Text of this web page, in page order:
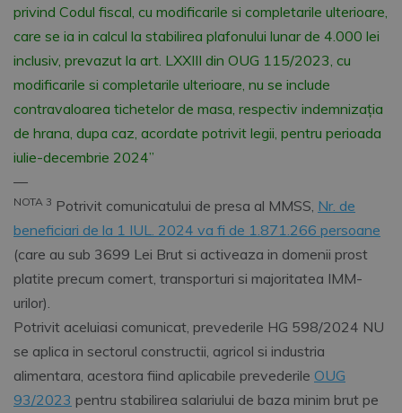
privind Codul fiscal, cu modificarile si completarile ulterioare,
care se ia in calcul la stabilirea plafonului lunar de 4.000 lei
inclusiv, prevazut la art. LXXIII din OUG 115/2023, cu
modificarile si completarile ulterioare, nu se include
contravaloarea tichetelor de masa, respectiv indemnizația
de hrana, dupa caz, acordate potrivit legii, pentru perioada
iulie-decembrie 2024”
––
NOTA 3 Potrivit comunicatului de presa al MMSS, Nr. de
beneficiari de la 1 IUL. 2024 va fi de 1.871.266 persoane
(care au sub 3699 Lei Brut si activeaza in domenii prost
platite precum comert, transporturi si majoritatea IMM-
urilor).
Potrivit aceluiasi comunicat, prevederile HG 598/2024 NU
se aplica in sectorul constructii, agricol si industria
alimentara, acestora fiind aplicabile prevederile OUG
93/2023 pentru stabilirea salariului de baza minim brut pe